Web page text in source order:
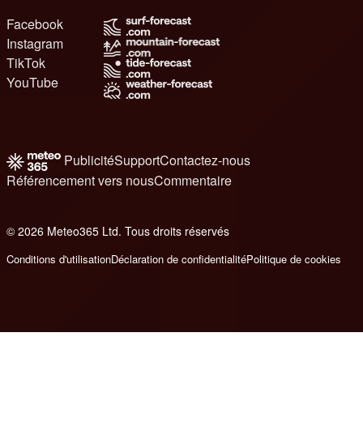
Facebook
Instagram
TikTok
YouTube
PublicitéSupportContactez-nous
Référencement vers nousCommentaire
© 2026 Meteo365 Ltd. Tous droits réservés
Conditions d'utilisationDéclaration de confidentialitéPolitique de cookies